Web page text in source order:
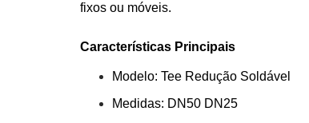
fixos ou móveis.
Características Principais
Modelo: Tee Redução Soldável
Medidas: DN50 DN25